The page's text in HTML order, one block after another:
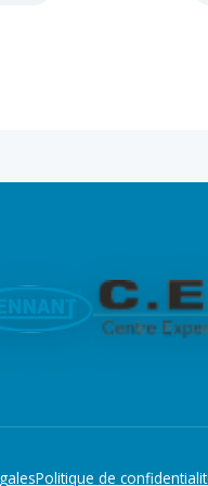
Politique de